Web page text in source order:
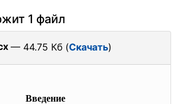
1 файл
— 44.75 Кб (Скачать)
Введение